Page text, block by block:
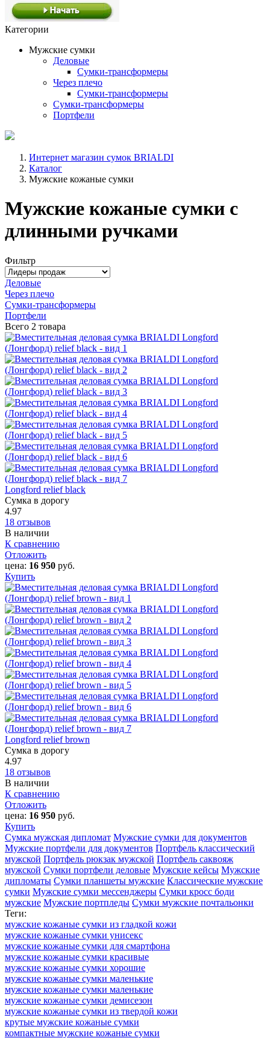
Категории
Мужские сумки
Деловые
Сумки-трансформеры
Через плечо
Сумки-трансформеры
Сумки-трансформеры
Портфели
Интернет магазин сумок BRIALDI
Каталог
Мужские кожаные сумки
Мужские кожаные сумки с
длинными ручками
Фильтр
Деловые
Через плечо
Сумки-трансформеры
Портфели
Всего 2 товара
Longford relief black
Сумка в дорогу
4.97
18 отзывов
В наличии
К сравнению
Отложить
цена: 16 950 руб.
Купить
Longford relief brown
Сумка в дорогу
4.97
18 отзывов
В наличии
К сравнению
Отложить
цена: 16 950 руб.
Купить
Сумка мужская дипломат Мужские сумки для документов
Мужские портфели для документов Портфель классический
мужской Портфель рюкзак мужской Портфель саквояж
мужской Сумки портфели деловые Мужские кейсы Мужские
дипломаты Сумки планшеты мужские Классические мужские
сумки Мужские сумки мессенджеры Сумки кросс боди
мужские Мужские портпледы Сумки мужские почтальонки
Теги:
мужские кожаные сумки из гладкой кожи
мужские кожаные сумки унисекс
мужские кожаные сумки для смартфона
мужские кожаные сумки красивые
мужские кожаные сумки хорошие
мужские кожаные сумки маленькие
мужские кожаные сумки маленькие
мужские кожаные сумки демисезон
мужские кожаные сумки из твердой кожи
крутые мужские кожаные сумки
компактные мужские кожаные сумки